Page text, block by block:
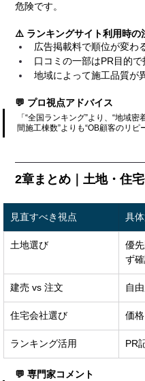
危険です。
⚠️ ランキングサイト利用時の
広告掲載料で順位が変わ
口コミの一部はPR目的
地域によって施工品質が
💬 プロ視点アドバイス
「“全国ランキング”より、“地域
間施工棟数”よりも“OB顧客のリピ
2章まとめ｜土地・住
見直すべき視点 具
土地選び
優
ず
建売 vs 注文 自
住宅会社選び 価
ランキング活用 PR
💬 専門家コメント